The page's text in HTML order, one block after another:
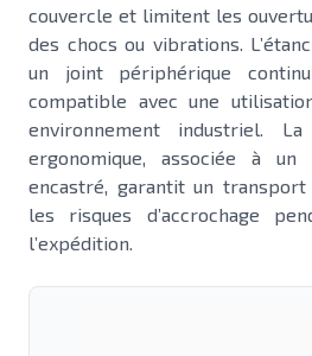
couvercle et limitent les
des chocs ou vibrations.
un joint périphérique
compatible avec une
environnement industriel.
ergonomique, associée à
encastré, garantit un
les risques d’accrochage
l’expédition.